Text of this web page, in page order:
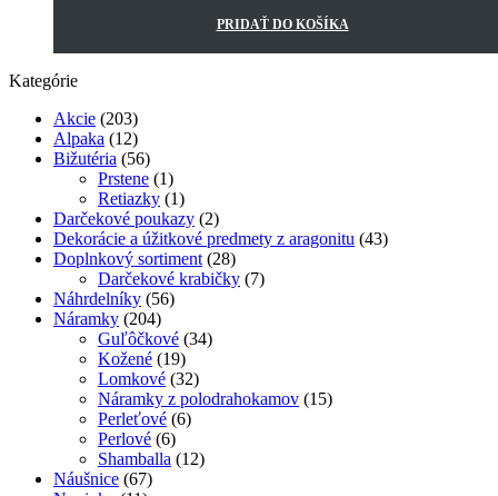
PRIDAŤ DO KOŠÍKA
Kategórie
Akcie (203)
Alpaka (12)
Bižutéria (56)
Prstene (1)
Retiazky (1)
Darčekové poukazy (2)
Dekorácie a úžitkové predmety z aragonitu (43)
Doplnkový sortiment (28)
Darčekové krabičky (7)
Náhrdelníky (56)
Náramky (204)
Guľôčkové (34)
Kožené (19)
Lomkové (32)
Náramky z polodrahokamov (15)
Perleťové (6)
Perlové (6)
Shamballa (12)
Náušnice (67)